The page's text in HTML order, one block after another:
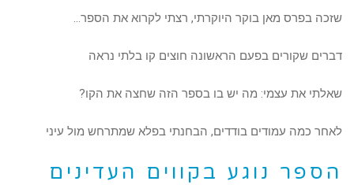
שזכה בפרס מאן בוקר היוקרתי, רצתי לקרוא את הספר…
דברים שקורים בפעם הראשונה חוצים קו בלתי נראה
שאלתי את עצמי: מה יש בו בספר הזה שחצה את הקו?
לאחר כמה עמודים בודדים, הבחנתי בפלא שמתרחש מול עיני
הספר נוגע בקווים העדינים